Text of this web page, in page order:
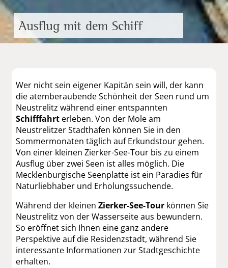
Ausflug mit dem Schiff
Wer nicht sein eigener Kapitän sein will, der kann
die atemberaubende Schönheit der Seen rund um
Neustrelitz während einer entspannten
Schifffahrt erleben. Von der Mole am
Neustrelitzer Stadthafen können Sie in den
Sommermonaten täglich auf Erkundstour gehen.
Von einer kleinen Zierker-See-Tour bis zu einem
Ausflug über zwei Seen ist alles möglich. Die
Mecklenburgische Seenplatte ist ein Paradies für
Naturliebhaber und Erholungssuchende.
Während der kleinen Zierker-See-Tour können Sie
Neustrelitz von der Wasserseite aus bewundern.
So eröffnet sich Ihnen eine ganz andere
Perspektive auf die Residenzstadt, während Sie
interessante Informationen zur Stadtgeschichte
erhalten.